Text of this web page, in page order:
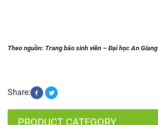
Theo nguồn: Trang báo sinh viên – Đại học An Giang
Share:
PRODUCT CATEGORY